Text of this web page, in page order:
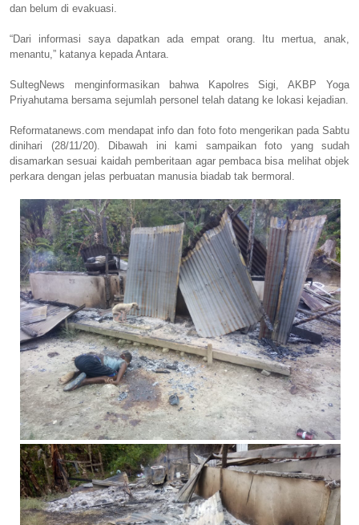
dan belum di evakuasi.
“Dari informasi saya dapatkan ada empat orang. Itu mertua, anak,
menantu,” katanya kepada Antara.
SultegNews menginformasikan bahwa Kapolres Sigi, AKBP Yoga
Priyahutama bersama sejumlah personel telah datang ke lokasi kejadian.
Reformatanews.com mendapat info dan foto foto mengerikan pada Sabtu
dinihari (28/11/20). Dibawah ini kami sampaikan foto yang sudah
disamarkan sesuai kaidah pemberitaan agar pembaca bisa melihat objek
perkara dengan jelas perbuatan manusia biadab tak bermoral.